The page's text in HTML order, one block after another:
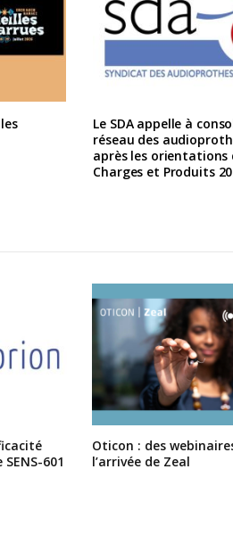
Le SDA appelle à
réseau des
après les
Charges et Produits
601
Oticon : des
l’arrivée de Zeal